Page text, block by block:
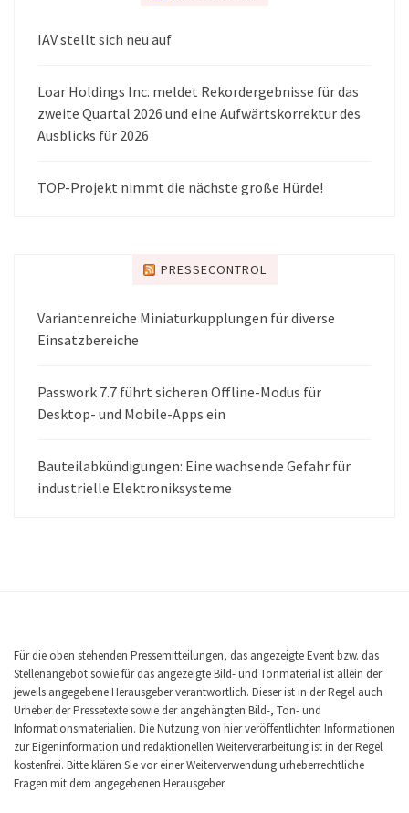
IAV stellt sich neu auf
Loar Holdings Inc. meldet Rekordergebnisse für das
zweite Quartal 2026 und eine Aufwärtskorrektur des
Ausblicks für 2026
TOP-Projekt nimmt die nächste große Hürde!
PRESSECONTROL
Variantenreiche Miniaturkupplungen für diverse
Einsatzbereiche
Passwork 7.7 führt sicheren Offline-Modus für
Desktop- und Mobile-Apps ein
Bauteilabkündigungen: Eine wachsende Gefahr für
industrielle Elektroniksysteme
Für die oben stehenden Pressemitteilungen, das angezeigte Event bzw. das
Stellenangebot sowie für das angezeigte Bild- und Tonmaterial ist allein der
jeweils angegebene Herausgeber verantwortlich. Dieser ist in der Regel auch
Urheber der Pressetexte sowie der angehängten Bild-, Ton- und
Informationsmaterialien. Die Nutzung von hier veröffentlichten Informationen
zur Eigeninformation und redaktionellen Weiterverarbeitung ist in der Regel
kostenfrei. Bitte klären Sie vor einer Weiterverwendung urheberrechtliche
Fragen mit dem angegebenen Herausgeber.